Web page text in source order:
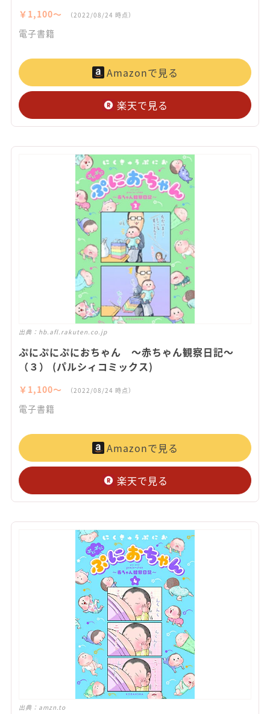
￥1,100〜 （2022/08/24 時点）
電子書籍
Amazonで見る
楽天で見る
出典： hb.afl.rakuten.co.jp
ぷにぷにぷにおちゃん ～赤ちゃん観察日記～
（３） (パルシィコミックス)
￥1,100〜 （2022/08/24 時点）
電子書籍
Amazonで見る
楽天で見る
出典： amzn.to